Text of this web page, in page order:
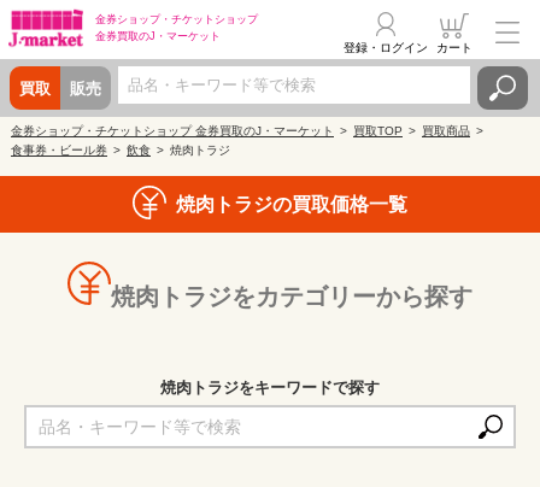
金券ショップ・ チケットショップ
金券買取のJ・マーケット
買取 販売
登録・ログイン カート
金券ショップ・チケットショップ 金券買取のJ・マーケット 買取TOP
買取商品
食事券・ビール券
飲食 焼肉トラジ
焼肉トラジの買取価格一覧
焼肉トラジをカテゴリーから探す
焼肉トラジをキーワードで探す